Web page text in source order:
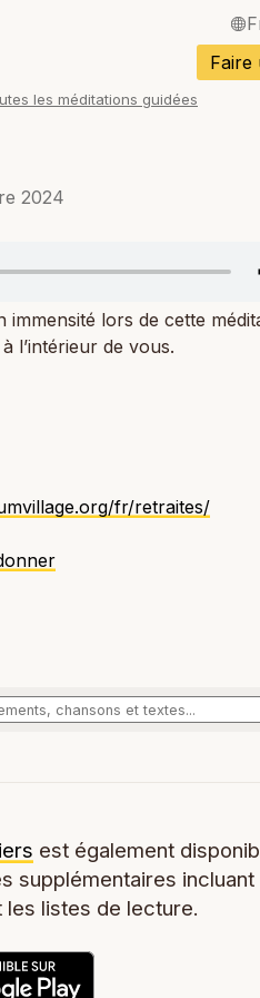
English /
Español /
Tiếng Việt /
ภาษาไทย /
Faire
les méditations guidées
2024
lors de cette
l’intérieur de vous.
fr/retraites/
est également
supplémentaires incluant
listes de lecture.